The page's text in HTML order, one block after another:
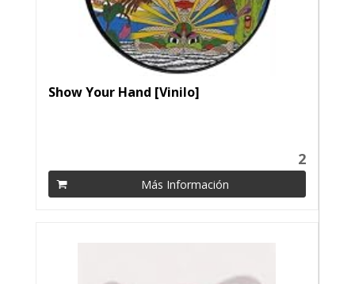
Show Your Hand [Vinilo]
2
Más Información